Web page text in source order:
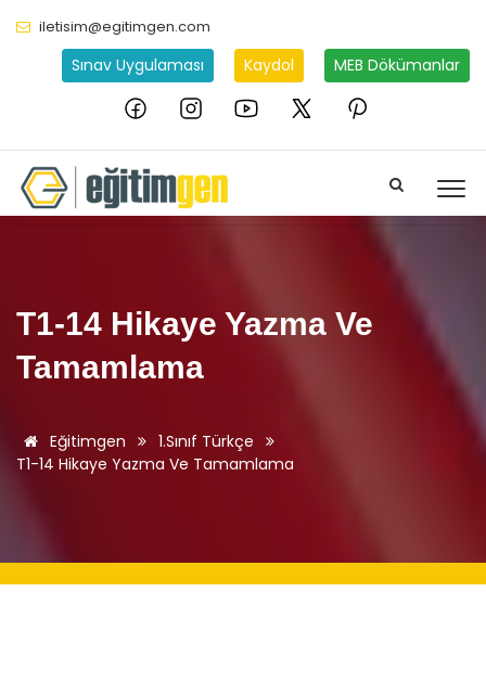
iletisim@egitimgen.com
Sınav Uygulaması Kaydol MEB Dökümanlar
T1-14 Hikaye Yazma Ve
Tamamlama
Eğitimgen
1.Sınıf Türkçe
T1-14 Hikaye Yazma Ve Tamamlama